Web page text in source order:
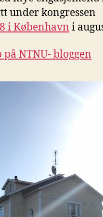
under kongressen
i København i
NTNU- bloggen